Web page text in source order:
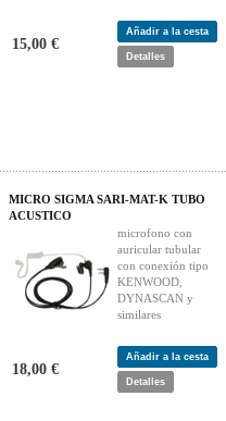
15,00 €
Añadir a la cesta
Detalles
MICRO SIGMA SARI-MAT-K TUBO
ACUSTICO
microfono con
auricular tubular
con conexión tipo
KENWOOD,
DYNASCAN y
similares
18,00 €
Añadir a la cesta
Detalles